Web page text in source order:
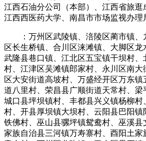
江西石油分公司（本部）、江西省旅逛
江西西医药大学、南昌市市场监视办理
：万州区武陵镇、涪陵区蔺市镇、
区长生桥镇、合川区涞滩镇、大脚区龙
武隆县巷口镇、江北区五宝镇干坝村
村、江津区吴滩镇郎家村、永川区南大
区大安街道高坡村、万盛经开区万东
道八里村、荣昌县广顺街道天常村、梁
城口县坪坝镇村、丰都县兴义镇杨柳村
村、开县厚坝镇大坝村、云阳县巴阳
铁佛村、巫山县骡坪镇鸳鸯村、巫溪县
家族自治县三河镇万寿寨村、酉阳土